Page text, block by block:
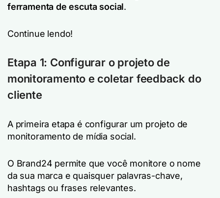
ferramenta de escuta social.
Continue lendo!
Etapa 1: Configurar o projeto de
monitoramento e coletar feedback do
cliente
A primeira etapa é configurar um projeto de
monitoramento de mídia social.
O Brand24 permite que você monitore o nome
da sua marca e quaisquer palavras-chave,
hashtags ou frases relevantes.